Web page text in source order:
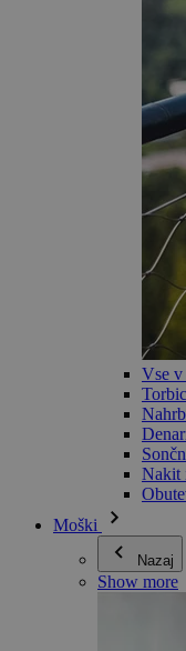
Vse v
Nakit
Moški
Nazaj
Show more